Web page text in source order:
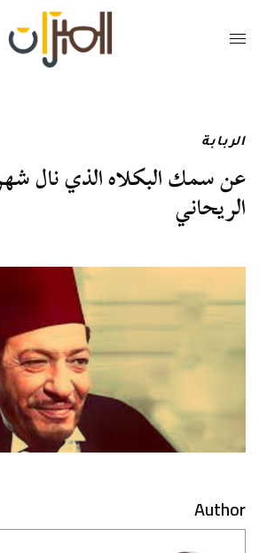
الربابة
عن سمك البكلاه الذي نال
الريحاني
Author